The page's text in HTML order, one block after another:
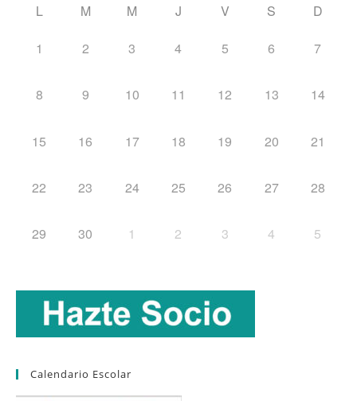
L M M J V S D
1 2 3 4 5 6 7
8 9 10 11 12 13 14
15 16 17 18 19 20 21
22 23 24 25 26 27 28
29 30 1 2 3 4 5
Calendario Escolar